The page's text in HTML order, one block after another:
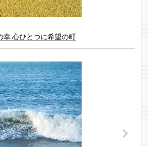
幸 心ひとつに希望の町